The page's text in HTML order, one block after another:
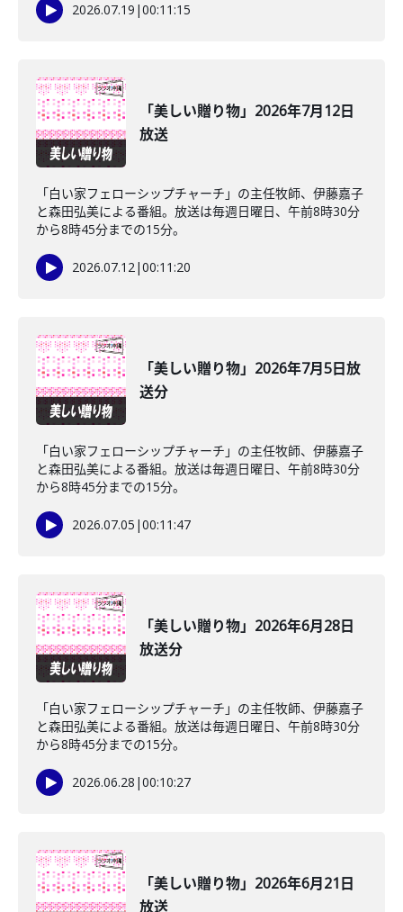
2026.07.19 |00:11:15
「美しい贈り物」2026年7月12日
放送
「白い家フェローシップチャーチ」の主任牧師、伊藤嘉子
と森田弘美による番組。放送は毎週日曜日、午前8時30分
から8時45分までの15分。
2026.07.12|00:11:20
「美しい贈り物」2026年7月5日放
送分
「白い家フェローシップチャーチ」の主任牧師、伊藤嘉子
と森田弘美による番組。放送は毎週日曜日、午前8時30分
から8時45分までの15分。
2026.07.05 |00:11:47
「美しい贈り物」2026年6月28日
放送分
「白い家フェローシップチャーチ」の主任牧師、伊藤嘉子
と森田弘美による番組。放送は毎週日曜日、午前8時30分
から8時45分までの15分。
2026.06.28 |00:10:27
「美しい贈り物」2026年6月21日
放送